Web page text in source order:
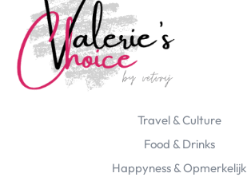
Travel & Culture
Food & Drinks
Happyness & Opmerkelijk